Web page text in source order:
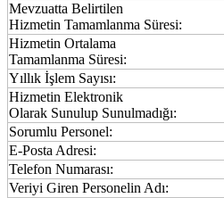
Mevzuatta Belirtilen
Hizmetin Tamamlanma Süresi:
Hizmetin Ortalama
Tamamlanma Süresi:
Yıllık İşlem Sayısı:
Hizmetin Elektronik
Olarak Sunulup Sunulmadığı:
Sorumlu Personel:
E-Posta Adresi:
Telefon Numarası:
Veriyi Giren Personelin Adı: